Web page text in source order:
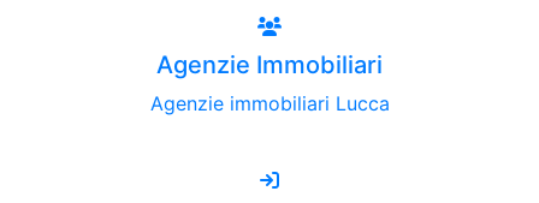
Agenzie Immobiliari
Agenzie immobiliari Lucca